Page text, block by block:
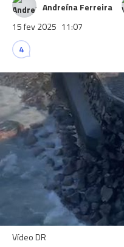
Andreína Ferreira
15 fev 2025 11:07
4
Vídeo DR